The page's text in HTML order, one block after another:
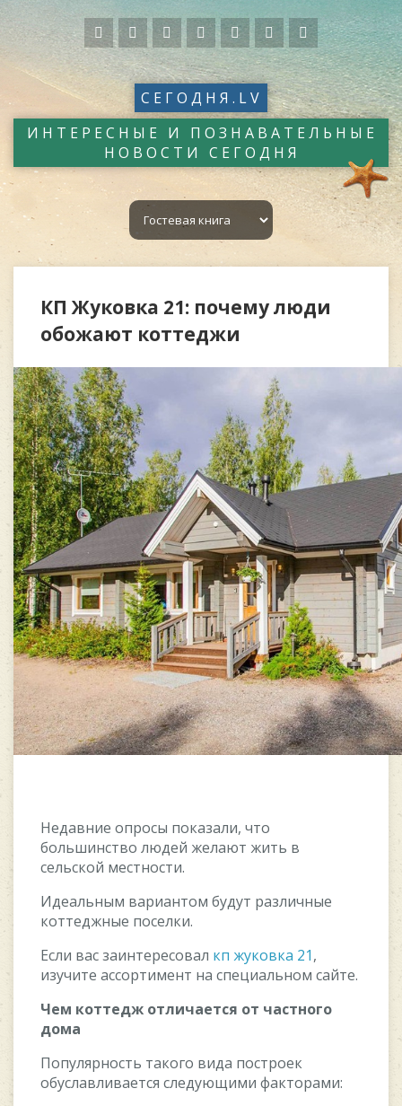
СЕГОДНЯ.LV
ИНТЕРЕСНЫЕ И ПОЗНАВАТЕЛЬНЫЕ
НОВОСТИ СЕГОДНЯ
КП Жуковка 21: почему люди
обожают коттеджи
Недавние опросы показали, что
большинство людей желают жить в
сельской местности.
Идеальным вариантом будут различные
коттеджные поселки.
Если вас заинтересовал кп жуковка 21,
изучите ассортимент на специальном сайте.
Чем коттедж отличается от частного
дома
Популярность такого вида построек
обуславливается следующими факторами: